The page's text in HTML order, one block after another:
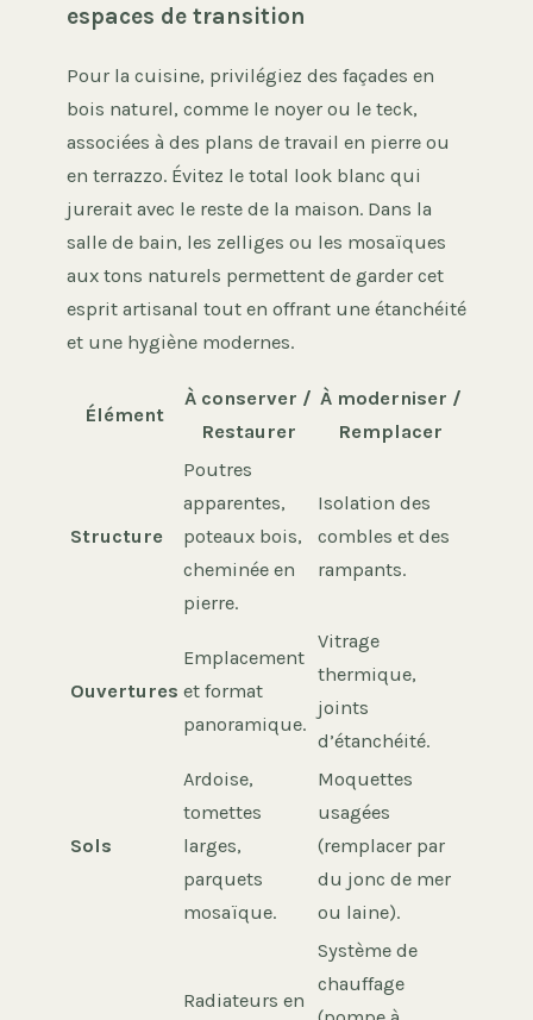
espaces de transition
Pour la cuisine, privilégiez des façades en
bois naturel, comme le noyer ou le teck,
associées à des plans de travail en pierre ou
en terrazzo. Évitez le total look blanc qui
jurerait avec le reste de la maison. Dans la
salle de bain, les zelliges ou les mosaïques
aux tons naturels permettent de garder cet
esprit artisanal tout en offrant une étanchéité
et une hygiène modernes.
Élément
À conserver /
Restaurer
À moderniser /
Remplacer
Structure
Poutres
apparentes,
poteaux bois,
cheminée en
pierre.
Isolation des
combles et des
rampants.
Ouvertures
Emplacement
et format
panoramique.
Vitrage
thermique,
joints
d’étanchéité.
Sols
Ardoise,
tomettes
larges,
parquets
mosaïque.
Moquettes
usagées
(remplacer par
du jonc de mer
ou laine).
Radiateurs en
Système de
chauffage